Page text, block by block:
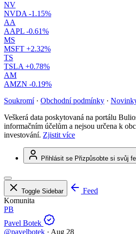
NV
NVDA -1.15%
AA
AAPL -0.61%
MS
MSFT +2.32%
TS
TSLA +0.78%
AM
AMZN -0.19%
Soukromí · Obchodní podmínky ·
Veškerá data poskytovaná na portálu
informačním účelům a nejsou určena k
investování. Zjistit více
Přihlásit se Přizpůsobte si svůj
Toggle Sidebar
Feed
Komunita
PB
Pavel Botek
@pavelbotek · Aug 28